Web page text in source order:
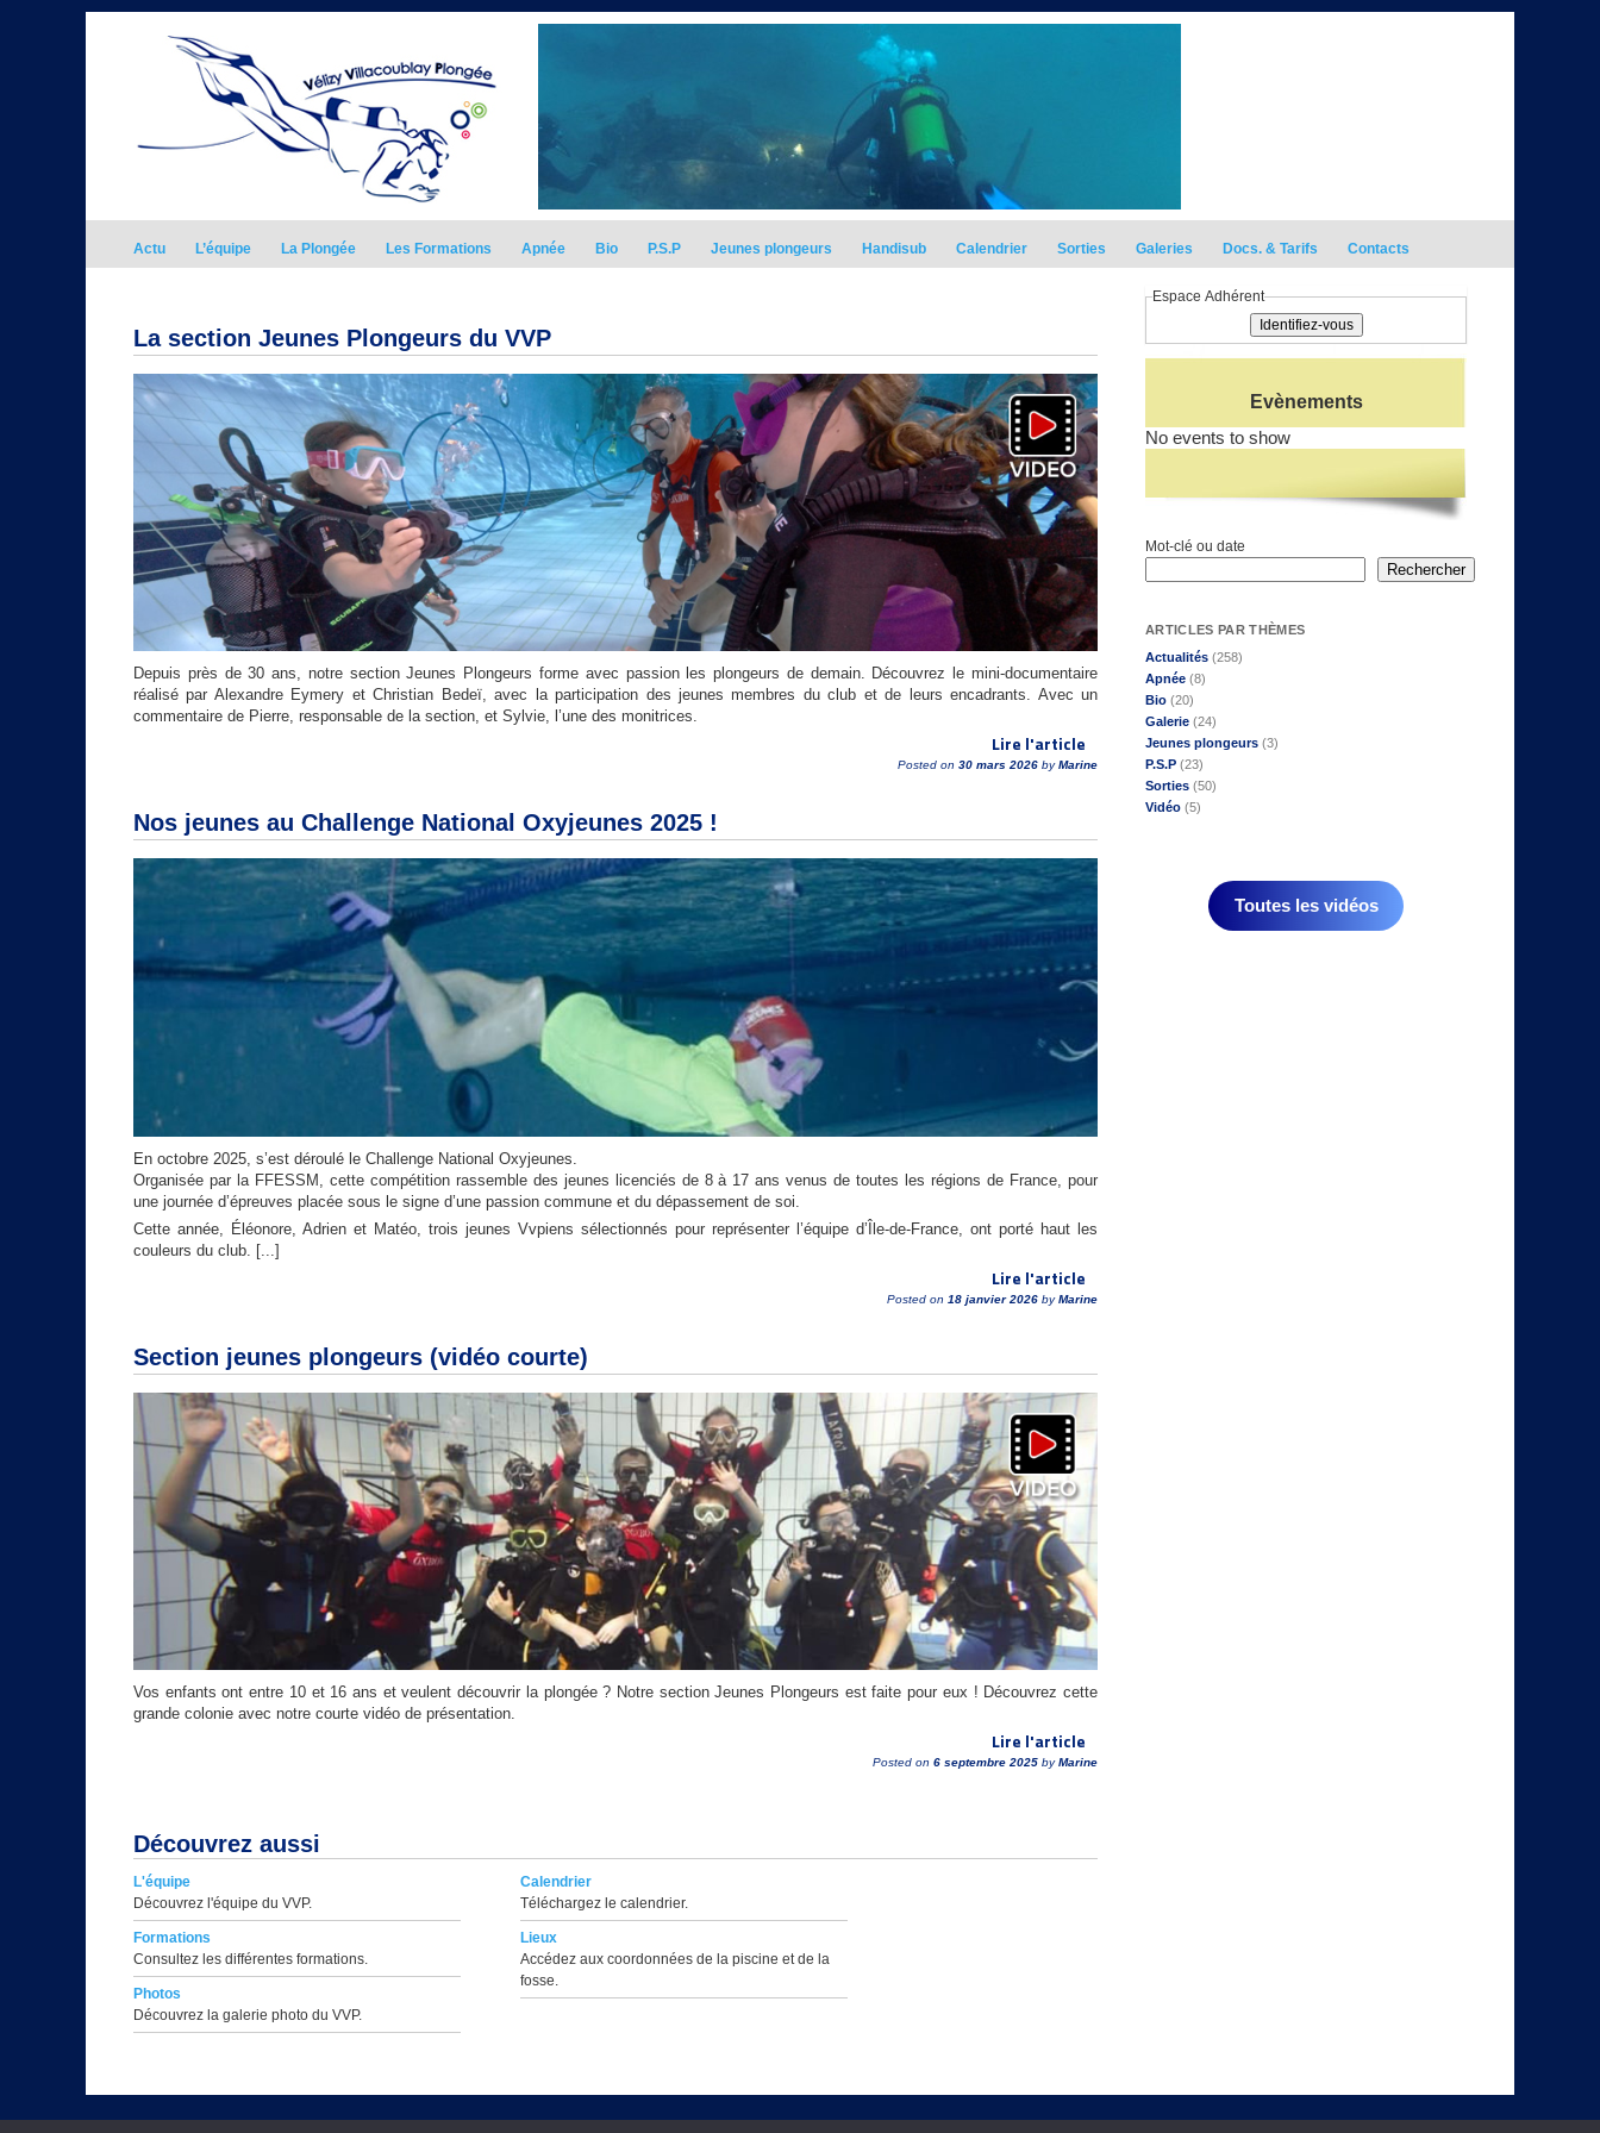
Actu L’équipe La Plongée Les Formations Apnée Bio P.S.P Jeunes plongeurs Handisub Calendrier Sorties Galeries Docs. & Tarifs Contacts
La section Jeunes Plongeurs du VVP
Depuis près de 30 ans, notre section Jeunes Plongeurs forme avec passion les plongeurs de demain. Découvrez le mini-documentaire
réalisé par Alexandre Eymery et Christian Bedeï, avec la participation des jeunes membres du club et de leurs encadrants. Avec un
commentaire de Pierre, responsable de la section, et Sylvie, l’une des monitrices.
Lire l'article
Posted on 30 mars 2026 byMarine
Nos jeunes au Challenge National Oxyjeunes 2025 !
En octobre 2025, s’est déroulé le Challenge National Oxyjeunes.
Organisée par la FFESSM, cette compétition rassemble des jeunes licenciés de 8 à 17 ans venus de toutes les régions de France, pour
une journée d’épreuves placée sous le signe d’une passion commune et du dépassement de soi.
Cette année, Éléonore, Adrien et Matéo, trois jeunes Vvpiens sélectionnés pour représenter l’équipe d’Île-de-France, ont porté haut les
couleurs du club. [...]
Lire l'article
Posted on 18 janvier 2026 byMarine
Section jeunes plongeurs (vidéo courte)
Vos enfants ont entre 10 et 16 ans et veulent découvrir la plongée ? Notre section Jeunes Plongeurs est faite pour eux ! Découvrez cette
grande colonie avec notre courte vidéo de présentation.
Lire l'article
Posted on 6 septembre 2025 byMarine
Espace Adhérent
Evènements
No events to show
Mot-clé ou date
Rechercher
ARTICLES PAR THÈMES
Actualités (258)
Apnée (8)
Bio (20)
Galerie (24)
Jeunes plongeurs (3)
P.S.P (23)
Sorties (50)
Vidéo (5)
Toutes les vidéos
Découvrez aussi
L'équipe
Découvrez l'équipe du VVP.
Formations
Consultez les différentes formations.
Photos
Découvrez la galerie photo du VVP.
Calendrier
Téléchargez le calendrier.
Lieux
Accédez aux coordonnées de la piscine et de la
fosse.